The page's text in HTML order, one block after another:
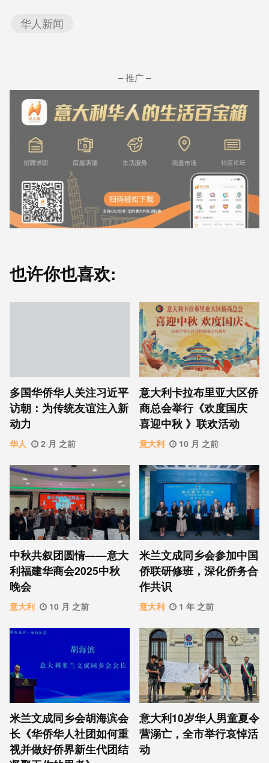
华人新闻
– 推广 –
也许你也喜欢:
多国华侨华人关注习近平
访朝：为传统友谊注入新
动力
华人 2 月 之前
意⼤利卡拉布⾥亚大区侨
商总会举行《欢度国庆
喜迎中秋 》联欢活动
意大利 10 月 之前
中秋共叙团圆情——意大
利福建华商会2025中秋
晚会
意大利 10 月 之前
米兰文成同乡会参加中国
侨联研修班，深化侨务合
作共识
意大利 1 年 之前
米兰文成同乡会胡海滨会
长《华侨华人社团如何重
视并做好侨界新生代团结
意大利10岁华人男童夏令
营溺亡，全市举行哀悼活
动